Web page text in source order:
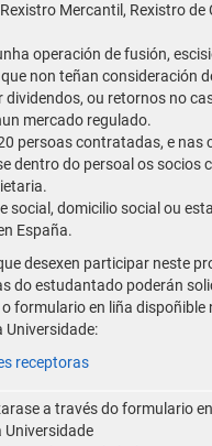
Mercantil, Rexistro
operación de fusión,
non teñan consideración
dividendos, ou retornos no
mercado regulado.
persoas contratadas, e nas
dentro do persoal os socios
social, domicilio social ou
España.
desexen participar neste
do estudantado poderán
formulario en liña dispoñible
Universidade:
receptoras
a través do formulario